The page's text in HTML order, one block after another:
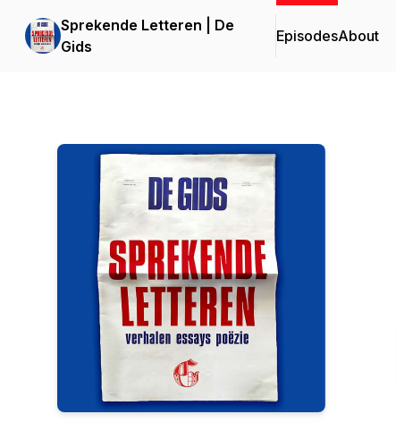
Sprekende Letteren | De
Gids
EpisodesAbout